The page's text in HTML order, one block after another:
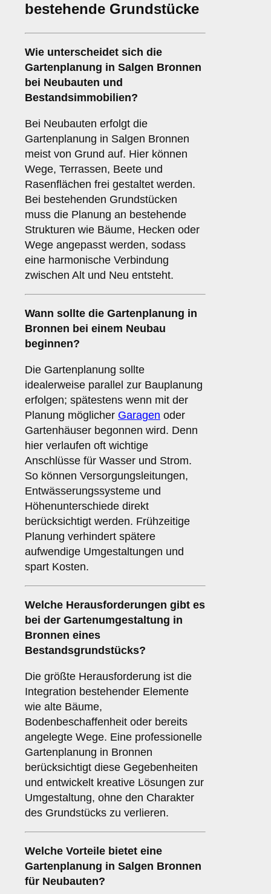
bestehende Grundstücke
Wie unterscheidet sich die
Gartenplanung in Salgen Bronnen
bei Neubauten und
Bestandsimmobilien?
Bei Neubauten erfolgt die
Gartenplanung in Salgen Bronnen
meist von Grund auf. Hier können
Wege, Terrassen, Beete und
Rasenflächen frei gestaltet werden.
Bei bestehenden Grundstücken
muss die Planung an bestehende
Strukturen wie Bäume, Hecken oder
Wege angepasst werden, sodass
eine harmonische Verbindung
zwischen Alt und Neu entsteht.
Wann sollte die Gartenplanung in
Bronnen bei einem Neubau
beginnen?
Die Gartenplanung sollte
idealerweise parallel zur Bauplanung
erfolgen; spätestens wenn mit der
Planung möglicher Garagen oder
Gartenhäuser begonnen wird. Denn
hier verlaufen oft wichtige
Anschlüsse für Wasser und Strom.
So können Versorgungsleitungen,
Entwässerungssysteme und
Höhenunterschiede direkt
berücksichtigt werden. Frühzeitige
Planung verhindert spätere
aufwendige Umgestaltungen und
spart Kosten.
Welche Herausforderungen gibt es
bei der Gartenumgestaltung in
Bronnen eines
Bestandsgrundstücks?
Die größte Herausforderung ist die
Integration bestehender Elemente
wie alte Bäume,
Bodenbeschaffenheit oder bereits
angelegte Wege. Eine professionelle
Gartenplanung in Bronnen
berücksichtigt diese Gegebenheiten
und entwickelt kreative Lösungen zur
Umgestaltung, ohne den Charakter
des Grundstücks zu verlieren.
Welche Vorteile bietet eine
Gartenplanung in Salgen Bronnen
für Neubauten?